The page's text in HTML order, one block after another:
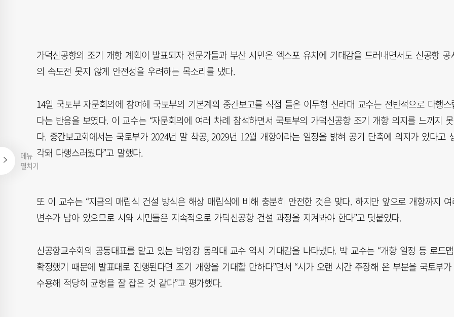
메뉴
펼치기
가덕신공항의 조기 개항 계획이 발표되자 전문가들과 부산 시민은 엑스포 유치에 기대감을 드러내면서도 신공항 공
의 속도전 못지 않게 안전성을 우려하는 목소리를 냈다.
14일 국토부 자문회의에 참여해 국토부의 기본계획 중간보고를 직접 들은 이두형 신라대 교수는 전반적으로 다행스
다는 반응을 보였다. 이 교수는 “자문회의에 여러 차례 참석하면서 국토부의 가덕신공항 조기 개항 의지를 느끼지
다. 중간보고회에서는 국토부가 2024년 말 착공, 2029년 12월 개항이라는 일정을 밝혀 공기 단축에 의지가 있다고
각돼 다행스러웠다”고 말했다.
또 이 교수는 “지금의 매립식 건설 방식은 해상 매립식에 비해 충분히 안전한 것은 맞다. 하지만 앞으로 개항까지 여
변수가 남아 있으므로 시와 시민들은 지속적으로 가덕신공항 건설 과정을 지켜봐야 한다”고 덧붙였다.
신공항교수회의 공동대표를 맡고 있는 박영강 동의대 교수 역시 기대감을 나타냈다. 박 교수는 “개항 일정 등 로드
확정했기 때문에 발표대로 진행된다면 조기 개항을 기대할 만하다”면서 “시가 오랜 시간 주장해 온 부분을 국토부가
수용해 적당히 균형을 잘 잡은 것 같다”고 평가했다.